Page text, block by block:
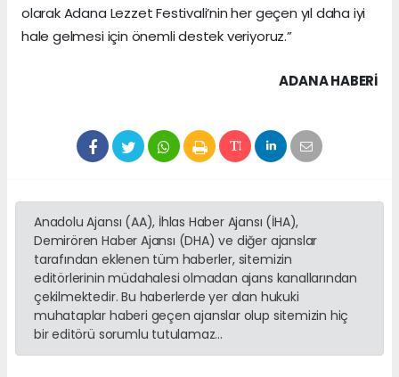
olarak Adana Lezzet Festivali’nin her geçen yıl daha iyi
hale gelmesi için önemli destek veriyoruz.”
ADANA HABERİ
Anadolu Ajansı (AA), İhlas Haber Ajansı (İHA),
Demirören Haber Ajansı (DHA) ve diğer ajanslar
tarafından eklenen tüm haberler, sitemizin
editörlerinin müdahalesi olmadan ajans kanallarından
çekilmektedir. Bu haberlerde yer alan hukuki
muhataplar haberi geçen ajanslar olup sitemizin hiç
bir editörü sorumlu tutulamaz...